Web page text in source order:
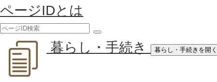
ページIDとは
索
暮らし・手続き 暮らし・手続きを開く